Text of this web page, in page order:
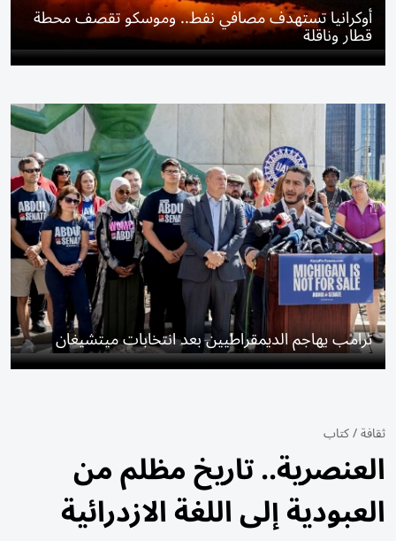
أوكرانيا تستهدف مصافي نفط.. وموسكو تقصف محطة
قطار وناقلة
ترامب يهاجم الديمقراطيين بعد انتخابات ميتشيغان
ثقافة/كتاب
العنصرية.. تاريخ مظلم من
العبودية إلى اللغة الازدرائية